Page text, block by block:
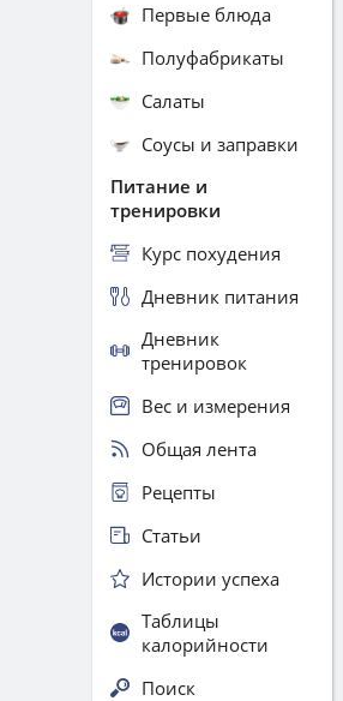
Первые блюда
Полуфабрикаты
Салаты
Соусы и заправки
Питание и
тренировки
Курс похудения
Дневник питания
Дневник
тренировок
Вес и измерения
Общая лента
Рецепты
Статьи
Истории успеха
Таблицы
калорийности
Поиск